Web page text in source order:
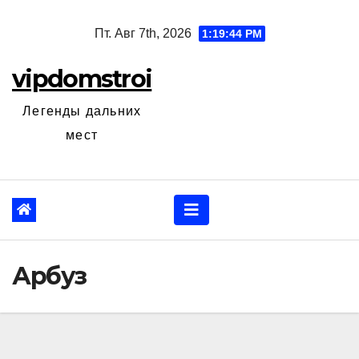
Пт. Авг 7th, 2026 1:19:45 PM
vipdomstroi
Легенды дальних
мест
Арбуз